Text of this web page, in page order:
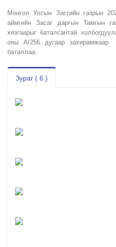
Монгол Улсын Засгийн газрын
аймгийн Засаг даргын Тамгын
хязгаарыг баталсантай
оны А/256 дугаар
баталлаа.
Зураг ( 6 )